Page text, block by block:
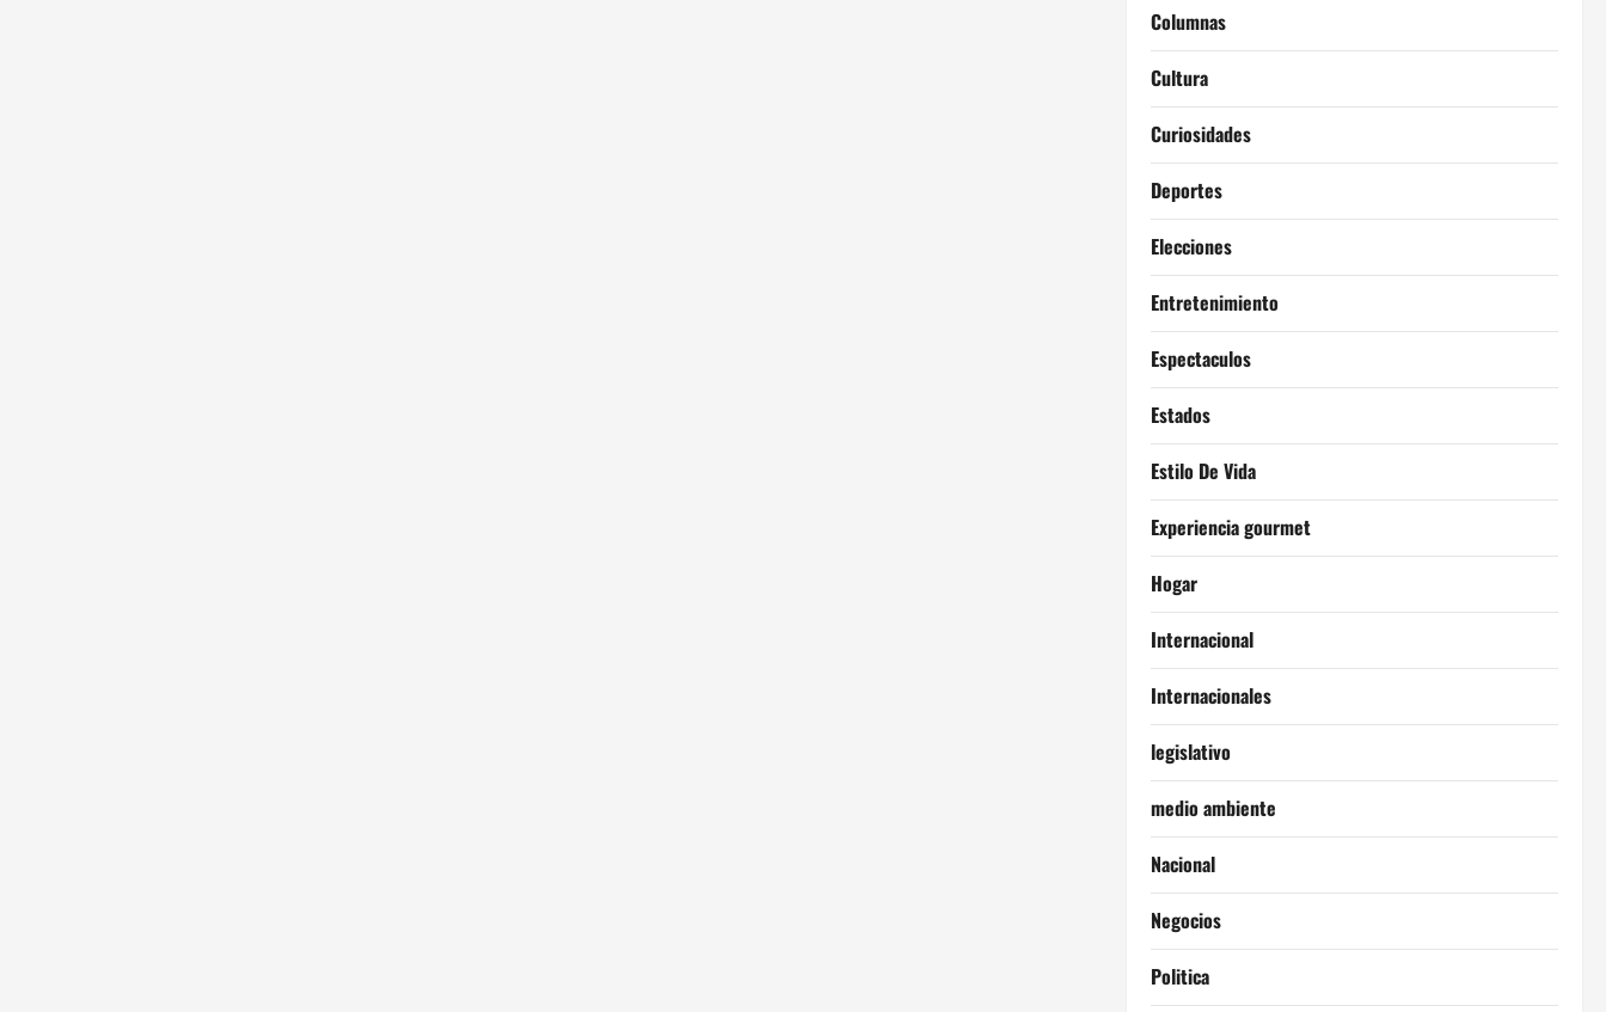
Columnas
Cultura
Curiosidades
Deportes
Elecciones
Entretenimiento
Espectaculos
Estados
Estilo De Vida
Experiencia gourmet
Hogar
Internacional
Internacionales
legislativo
medio ambiente
Nacional
Negocios
Politica